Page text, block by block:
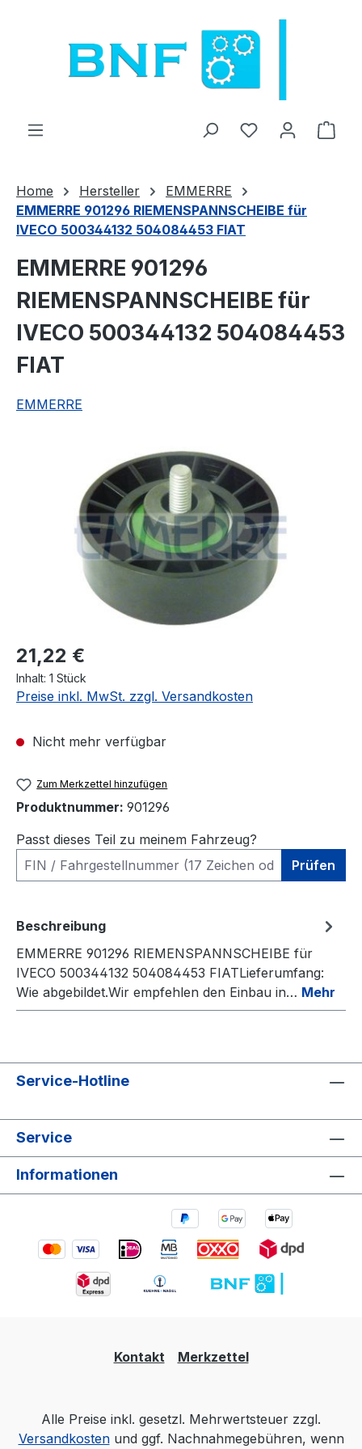
Du hast 0
Home Hersteller
EMMERRE
EMMERRE 901296 RIEMENSPANNSCHEIBE für
IVECO 500344132 504084453 FIAT
EMMERRE 901296
RIEMENSPANNSCHEIBE für
IVECO 500344132 504084453
FIAT
EMMERRE
Bildergalerie überspringen
Regulärer Preis:
21,22 €
Inhalt: 1 Stück
Preise inkl. MwSt. zzgl. Versandkosten
Nicht mehr verfügbar
Zum Merkzettel hinzufügen
Produktnummer: 901296
Passt dieses Teil zu meinem Fahrzeug?
Prüfen
Beschreibung
EMMERRE 901296 RIEMENSPANNSCHEIBE für
IVECO 500344132 504084453 FIATLieferumfang:
Wie abgebildet.Wir empfehlen den Einbau in… Mehr
Service-Hotline
Service
Informationen
Kontakt Merkzettel
Alle Preise inkl. gesetzl. Mehrwertsteuer zzgl.
Versandkostenund ggf. Nachnahmegebühren, wenn